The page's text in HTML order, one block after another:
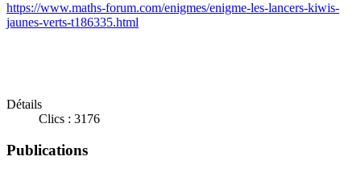
https://www.maths-forum.com/enigmes/enigme-les-lancers-kiwis-
jaunes-verts-t186335.html
Détails
Clics : 3176
Publications